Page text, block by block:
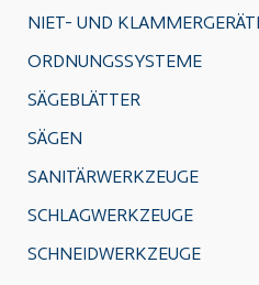
NIET- UND
ORDNUNGSSYSTEME
SÄGEBLÄTTER
SÄGEN
SANITÄRWERKZEUGE
SCHLAGWERKZEUGE
SCHNEIDWERKZEUGE